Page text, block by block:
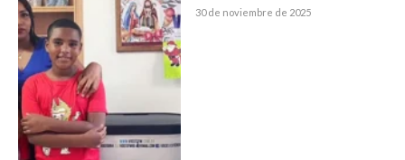
30 de noviembre de 2025